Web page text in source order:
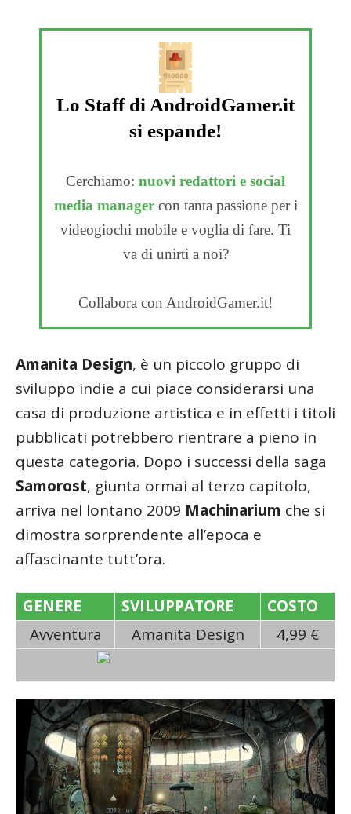
Lo Staff di AndroidGamer.it
si espande!
Cerchiamo: nuovi redattori e social
media managercon tanta passione per i
videogiochi mobile e voglia di fare. Ti
va di unirti a noi?
Collabora con AndroidGamer.it!
Amanita Design, è un piccolo gruppo di
sviluppo indie a cui piace considerarsi una
casa di produzione artistica e in effetti i titoli
pubblicati potrebbero rientrare a pieno in
questa categoria. Dopo i successi della saga
Samorost, giunta ormai al terzo capitolo,
arriva nel lontano 2009 Machinarium che si
dimostra sorprendente all’epoca e
affascinante tutt’ora.
GENERE SVILUPPATORE
COSTO
Avventura
Amanita Design 4,99 €